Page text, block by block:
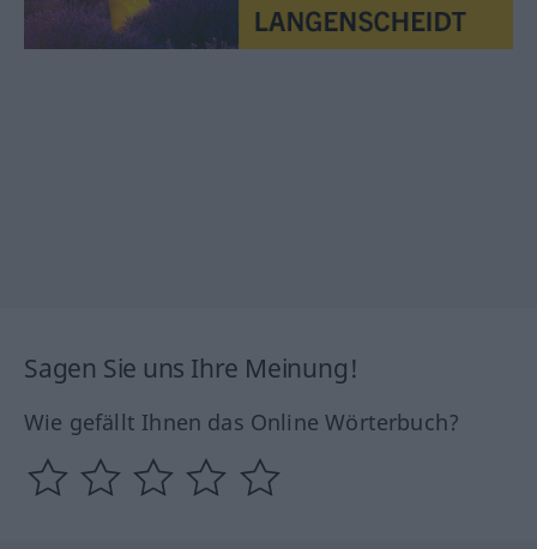
Sagen Sie uns Ihre Meinung!
Wie gefällt Ihnen das Online Wörterbuch?